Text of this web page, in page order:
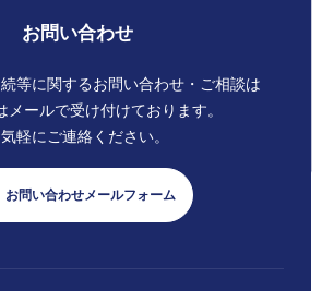
お問い合わせ
等に関する お問い合わせ・ご相談は
メールで受け付けております。
軽にご連絡ください。
お問い合わせメールフォーム